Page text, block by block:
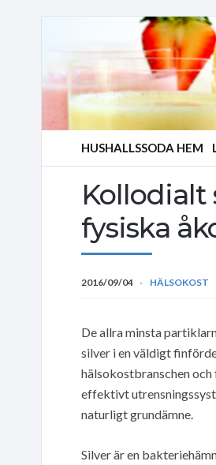
HUSHALLSSODA HEM
Kollodialt
fysiska
2016/09/04 HÄLSOKOST
De allra minsta
silver i en väldigt
hälsokostbranschen
effektivt
naturligt grundämne.
Silver är en